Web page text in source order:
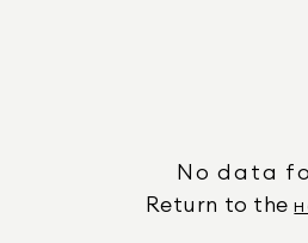
No data
Return to the